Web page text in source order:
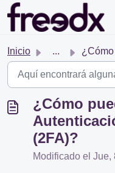
Saltar al contenido
Inicio ... ¿Cómo puedo
¿Cómo
(2FA)?
Modificado el Jue,